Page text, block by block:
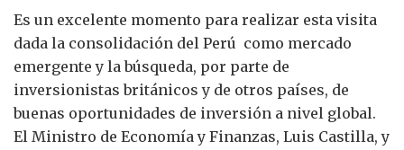
Es un excelente momento para realizar esta visita
dada la consolidación del Perú como mercado
emergente y la búsqueda, por parte de
inversionistas británicos y de otros países, de
buenas oportunidades de inversión a nivel global.
El Ministro de Economía y Finanzas, Luis Castilla, y